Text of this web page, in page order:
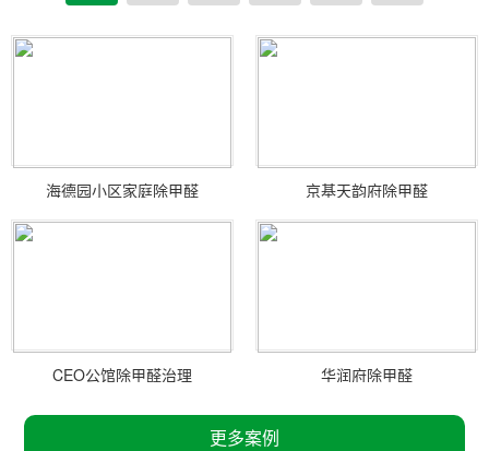
海德园小区家庭除甲醛 京基天韵府除甲醛
CEO公馆除甲醛治理 华润府除甲醛
更多案例